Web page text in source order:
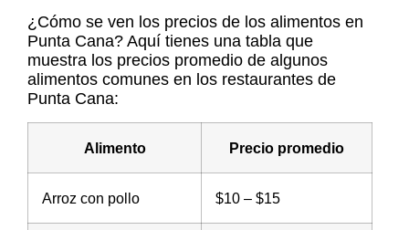
¿Cómo se ven los precios de los alimentos en
Punta Cana? Aquí tienes una tabla que
muestra los precios promedio de algunos
alimentos comunes en los restaurantes de
Punta Cana:
Alimento Precio promedio
Arroz con pollo $10 – $15